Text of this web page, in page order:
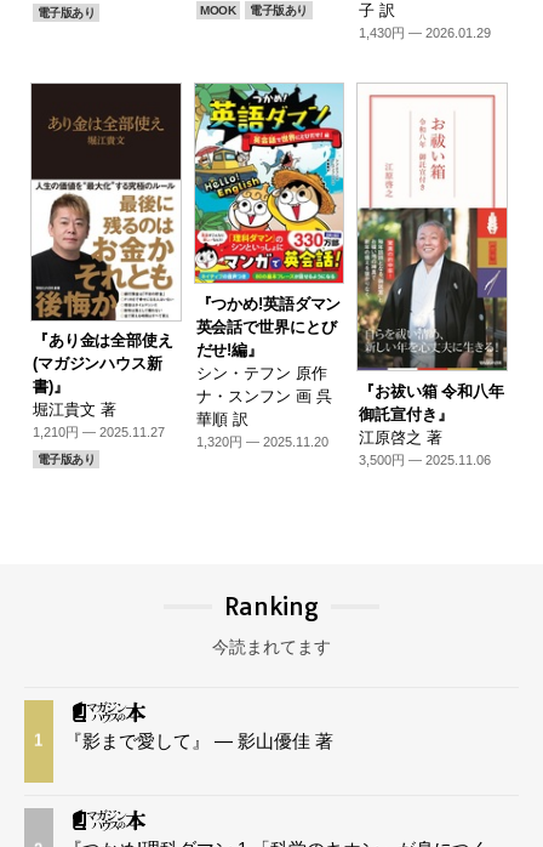
電子版あり MOOK 電子版あり
子 訳
1,430円 — 2026.01.29
『あり金は全部使え
(マガジンハウス新
書)』
堀江貴文 著
1,210円 — 2025.11.27
電子版あり
『つかめ!英語ダマン
英会話で世界にとび
だせ!編』
シン・テフン 原作
ナ・スンフン 画 呉
華順 訳
1,320円 — 2025.11.20
『お祓い箱 令和八年
御託宣付き』
江原啓之 著
3,500円 — 2025.11.06
Ranking
今読まれてます
1 『影まで愛して』 — 影山優佳 著